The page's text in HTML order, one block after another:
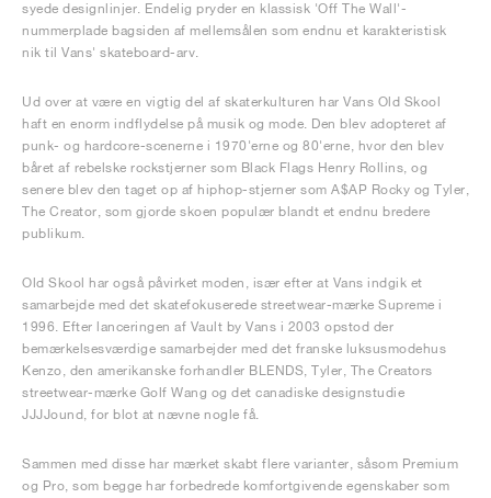
syede designlinjer. Endelig pryder en klassisk 'Off The Wall'-
nummerplade bagsiden af mellemsålen som endnu et karakteristisk
nik til Vans' skateboard-arv.
Ud over at være en vigtig del af skaterkulturen har Vans Old Skool
haft en enorm indflydelse på musik og mode. Den blev adopteret af
punk- og hardcore-scenerne i 1970'erne og 80'erne, hvor den blev
båret af rebelske rockstjerner som Black Flags Henry Rollins, og
senere blev den taget op af hiphop-stjerner som A$AP Rocky og Tyler,
The Creator, som gjorde skoen populær blandt et endnu bredere
publikum.
Old Skool har også påvirket moden, især efter at Vans indgik et
samarbejde med det skatefokuserede streetwear-mærke Supreme i
1996. Efter lanceringen af Vault by Vans i 2003 opstod der
bemærkelsesværdige samarbejder med det franske luksusmodehus
Kenzo, den amerikanske forhandler BLENDS, Tyler, The Creators
streetwear-mærke Golf Wang og det canadiske designstudie
JJJJound, for blot at nævne nogle få.
Sammen med disse har mærket skabt flere varianter, såsom Premium
og Pro, som begge har forbedrede komfortgivende egenskaber som